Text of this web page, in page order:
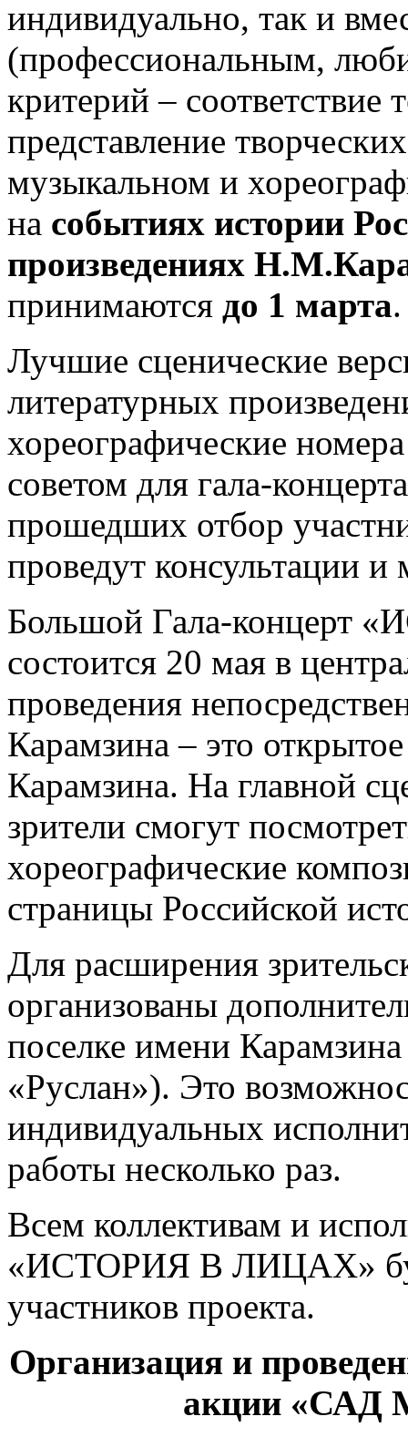
индивидуально, так и
(профессиональным,
критерий –
представление
музыкальном и
на событиях истории
произведениях
принимаются до 1 марта.
Лучшие сценические
литературных
хореографические
советом для гала-
прошедших отбор
проведут консультации и
Большой Гала-
состоится 20 мая в
проведения
Карамзина – это
Карамзина. На главной
зрители смогут
хореографические
страницы Российской
Для расширения
организованы
поселке имени
«Руслан»). Это
индивидуальных
работы несколько раз.
Всем коллективам и
«ИСТОРИЯ В ЛИЦАХ»
участников проекта.
Организация и
акции